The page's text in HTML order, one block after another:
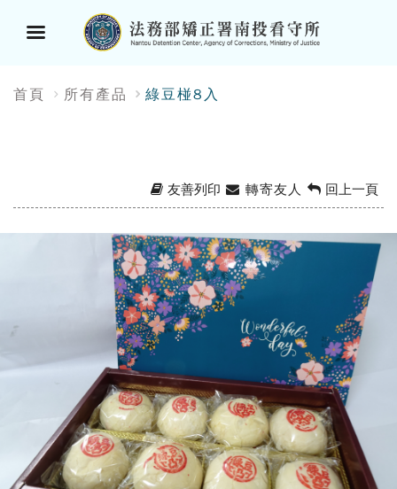
單
首頁 所有產品 綠豆椪8入
友善列印 轉寄友人 回上一頁